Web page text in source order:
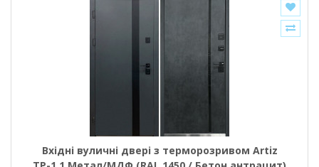
Вхідні вуличні двері з терморозривом Artiz